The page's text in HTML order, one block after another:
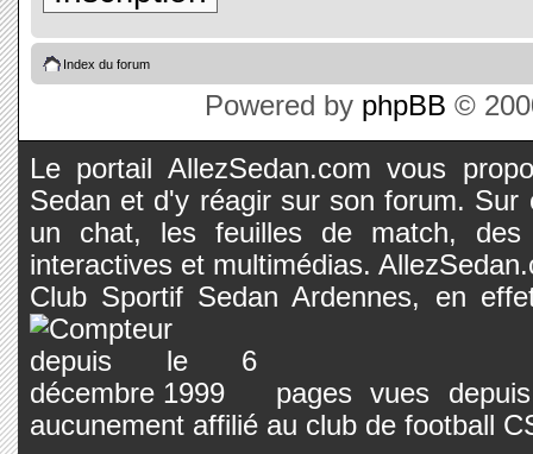
Index du forum
Powered by phpBB ©
Le portail AllezSedan.com vous
Sedan et d'y réagir sur son forum.
un chat, les feuilles de match, des
interactives et multimédias.
Club Sportif Sedan Ardennes, en
pages vues
aucunement affilié au club de football